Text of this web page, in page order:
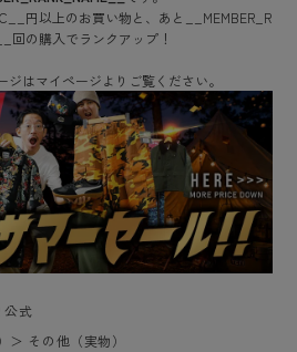
円以上のお買い物と、あと
__MEMBER_R
回の購入でランクアップ！
ジはマイページよりご覧ください。
公式
＞ その他（実物）